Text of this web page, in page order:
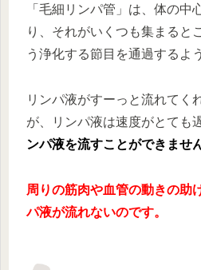
「毛細リンパ管」は、体の中
り、それがいくつも集まると
う浄化する節目を通過するよ
リンパ液がすーっと流れてく
が、リンパ液は速度がとても
ンパ液を流すことができません
周りの筋肉や血管の動きの助
パ液が流れないのです。